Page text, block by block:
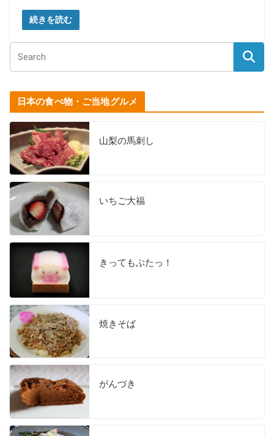
続きを読む
日本の食べ物・ご当地グルメ
山梨の馬刺し
いちご大福
きってもぶたっ！
焼きそば
がんづき